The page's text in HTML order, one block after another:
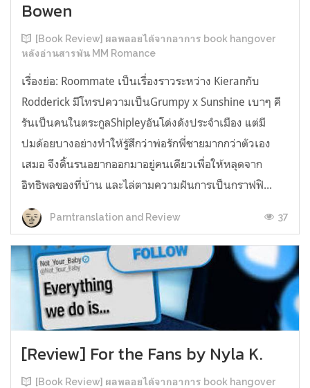
Bowen
[Book Review] ผลพลอยได้จากอาการ book hangover
หลังอ่านสารพัน MM Romance
เรื่องย่อ: Roommate เป็นเรื่องราวระหว่าง Kieranกับ
Rodderick มีโทรปความเป็นGrumpy x Sunshine เบาๆ คี
รันเป็นคนในตระกูลShipleyอันโด่งดังประจำเมือง แต่มี
ปมด้อยบางอย่างทำให้รู้สึกว่าพ่อรักพี่ชายมากกว่าตัวเอง
เสมอ จึงดิ้นรนอยากออกมาอยู่คนเดียวเพื่อให้หลุดจาก
อิทธิพลของที่บ้าน และไล่ตามความฝันการเป็นกราฟฟิ...
Parntranslation and Review 37
[Review] For the Fans by Nyla K.
[Book Review] ผลพลอยได้จากอาการ book hangover